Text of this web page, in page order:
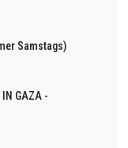
Samstags)
GAZA -